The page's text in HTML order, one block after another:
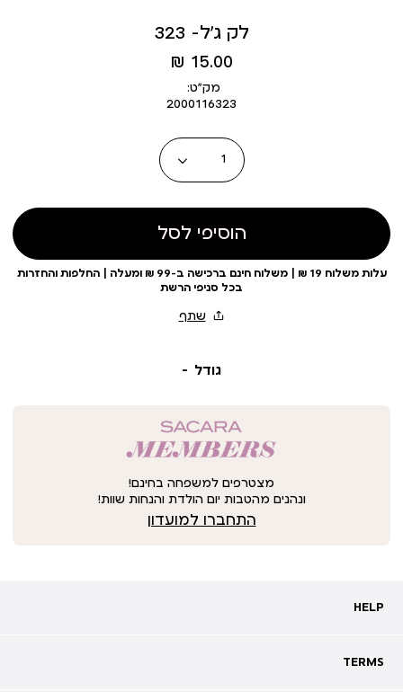
לק ג’ל- 323
מחיר
מוצר
15.00 ₪
מק״ט:
2000116323
כמות
הוסיפי לסל
עלות משלוח 19 ₪ | משלוח חינם ברכישה ב-99 ₪ ומעלה | החלפות והחזרות
בכל סניפי הרשת
גודל
מצטרפים למשפחה בחינם!
ונהנים מהטבות יום הולדת והנחות שוות!
התחברו למועדון
HELP
HELP
שאלות ותשובות
TERMS
TERMS